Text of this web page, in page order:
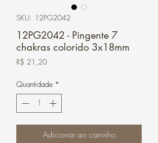
SKU: 12PG2042
12PG2042 - Pingente 7
chakras colorido 3x18mm
R$ 21,20Preço
Quantidade *
Adicionar ao carrinho